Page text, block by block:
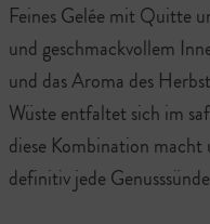
Feines Gelée mit Quitte
und geschmackvollem
und das Aroma des
Wüste entfaltet sich im
diese Kombination macht
definitiv jede